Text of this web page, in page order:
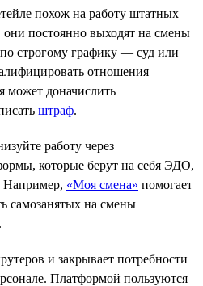
похож на работу штатных
постоянно выходят на смены
строгому графику — суд или
отношения
может доначислить
штраф.
работу через
которые берут на себя ЭДО,
Например, «Моя смена» помогает
самозанятых на смены
и закрывает потребности
Платформой пользуются